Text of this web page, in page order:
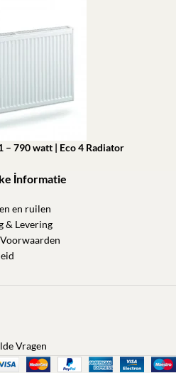
– 790 watt | Eco 4 Radiator
winkelwagen
İnformatie
en ruilen
& Levering
Vragen